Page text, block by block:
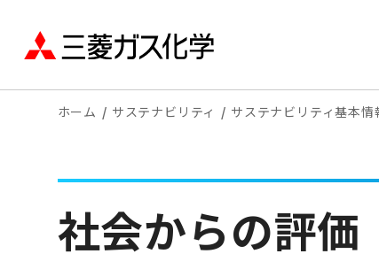
ホーム サステナビリティ サステナビリティ基本情
社会からの評価